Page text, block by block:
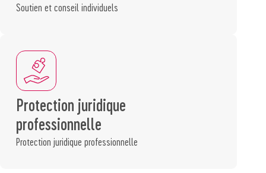
Soutien et conseil individuels
Protection juridique
professionnelle
Protection juridique professionnelle